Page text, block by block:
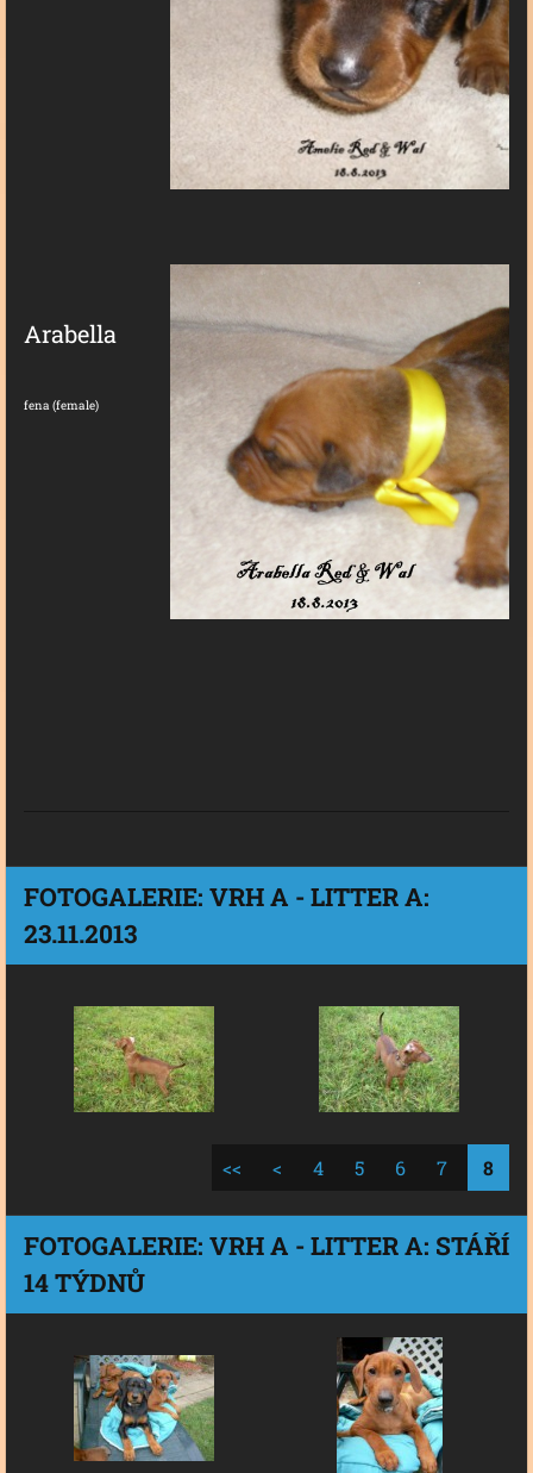
Arabella
fena (female)
FOTOGALERIE: VRH A - LITTER A:
23.11.2013
<< < 4 5 6 7 8
FOTOGALERIE: VRH A - LITTER A: STÁŘÍ
14 TÝDNŮ